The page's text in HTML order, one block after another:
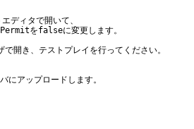
ディタで開いて、
をfalseに変更します。
開き、テストプレイを行ってください。
にアップロードします。